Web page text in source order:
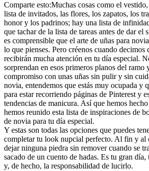
Comparte esto:Muchas cosas como el
lista de invitados, las flores, los zapatos, los
honor y los padrinos; hay una lista de
que tachar de la lista de tareas antes de dar el
es comprensible que el arte de uñas para
lo que pienses. Pero créenos cuando decimos
recibirán mucha atención en tu día especial.
sorprendan en esos primeros planos del ramo
compromiso con unas uñas sin pulir y sin
novia, entendemos que estás muy ocupada y
para estar recorriendo páginas de Pinterest y
tendencias de manicura. Así que hemos
hemos reunido esta lista de inspiraciones de
de novia para tu día especial.
Y estas son todas las opciones que puedes
completar tu look nupcial perfecto. Al fin y al
dejar ninguna piedra sin remover cuando se
sacado de un cuento de hadas. Es tu gran
y, de hecho, la responsabilidad de lucirlo.